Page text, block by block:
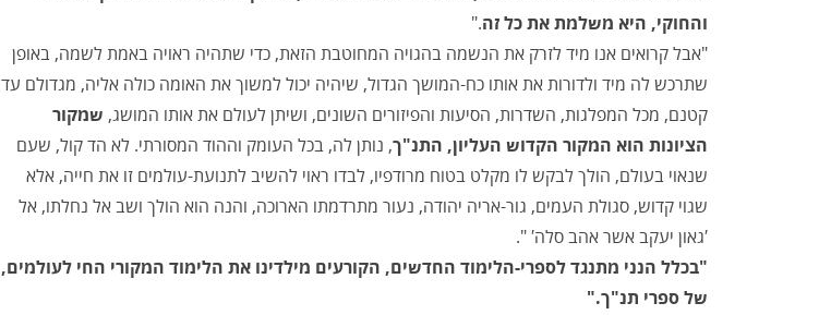
והחוקי, היא משלמת את כל זה."
"אבל קרואים אנו מיד לזרק את הנשמה בהגויה המחוטבת הזאת, כדי שתהיה ראויה באמת לשמה, באופן
שתרכש לה מיד ולדורות את אותו כח-המושך הגדול, שיהיה יכול למשוך את האומה כולה אליה, מגדולם עד
קטנם, מכל המפלגות, השדרות, הסיעות והפיזורים השונים, ושיתן לעולם את אותו המושג, שמקור
הציונות הוא המקור הקדוש העליון, התנ"ך, נותן לה, בכל העומק וההוד המסורתי. לא הד קול, שעם
שנאוי בעולם, הולך לבקש לו מקלט בטוח מרודפיו, לבדו ראוי להשיב לתנועת-עולמים זו את חייה, אלא
שגוי קדוש, סגולת העמים, גור-אריה יהודה, נעור מתרדמתו הארוכה, והנה הוא הולך ושב אל נחלתו, אל
′גאון יעקב אשר אהב סלה′ ".
"בכלל הנני מתנגד לספרי-הלימוד החדשים, הקורעים מילדינו את הלימוד המקורי החי לעולמים,
של ספרי תנ"ך."